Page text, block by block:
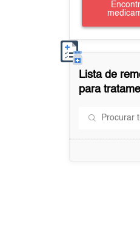
Lista de
para